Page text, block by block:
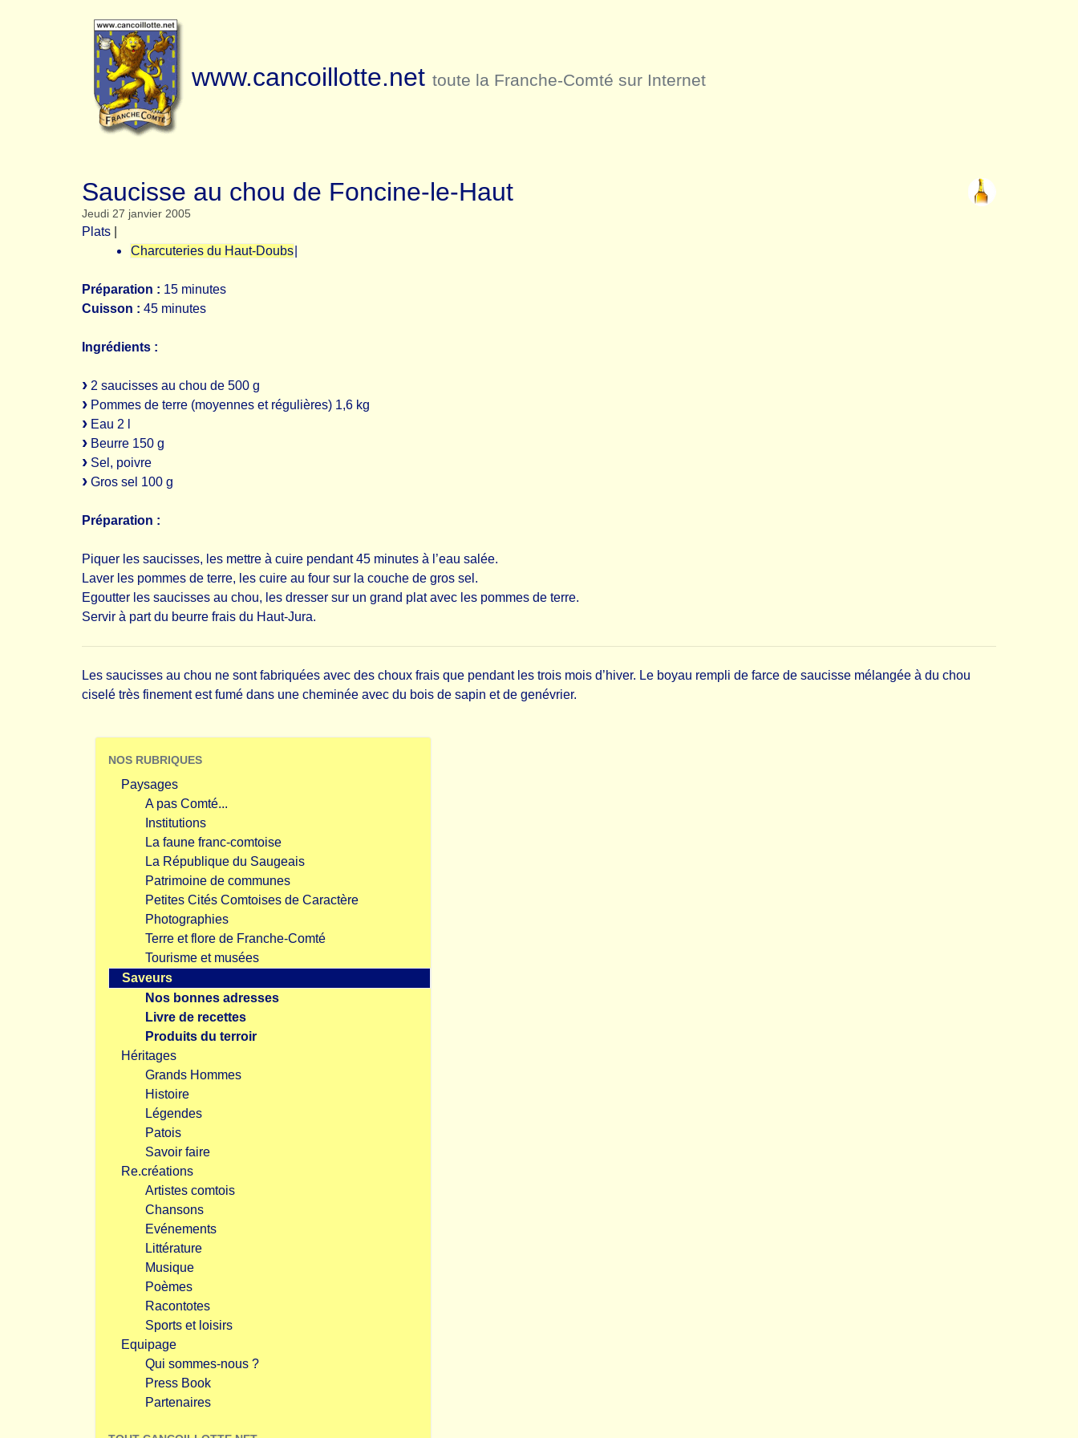
www.cancoillotte.net toute la Franche-Comté sur Internet
Saucisse au chou de Foncine-le-Haut
Jeudi 27 janvier 2005
Plats
Charcuteries du Haut-Doubs
Préparation : 15 minutes
Cuisson : 45 minutes
Ingrédients :
2 saucisses au chou de 500 g
Pommes de terre (moyennes et régulières) 1,6 kg
Eau 2 l
Beurre 150 g
Sel, poivre
Gros sel 100 g
Préparation :
Piquer les saucisses, les mettre à cuire pendant 45 minutes à l’eau salée.
Laver les pommes de terre, les cuire au four sur la couche de gros sel.
Egoutter les saucisses au chou, les dresser sur un grand plat avec les pommes de terre.
Servir à part du beurre frais du Haut-Jura.
Les saucisses au chou ne sont fabriquées avec des choux frais que pendant les trois mois d’hiver. Le boyau rempli de farce de saucisse mélangée à du chou
ciselé très finement est fumé dans une cheminée avec du bois de sapin et de genévrier.
NOS RUBRIQUES
Paysages
A pas Comté...
Institutions
La faune franc-comtoise
La République du Saugeais
Patrimoine de communes
Petites Cités Comtoises de Caractère
Photographies
Terre et flore de Franche-Comté
Tourisme et musées
Saveurs
Nos bonnes adresses
Livre de recettes
Produits du terroir
Héritages
Grands Hommes
Histoire
Légendes
Patois
Savoir faire
Re.créations
Artistes comtois
Chansons
Evénements
Littérature
Musique
Poèmes
Racontotes
Sports et loisirs
Equipage
Qui sommes-nous ?
Press Book
Partenaires